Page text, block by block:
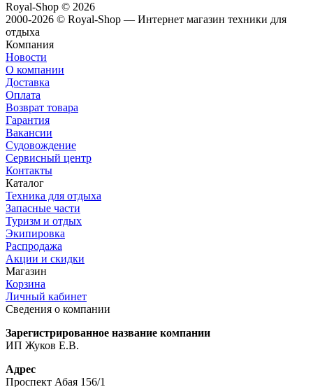
Royal-Shop © 2026
2000-2026 © Royal-Shop — Интернет магазин техники для
отдыха
Компания
Новости
О компании
Доставка
Оплата
Возврат товара
Гарантия
Вакансии
Судовождение
Сервисный центр
Контакты
Каталог
Техника для отдыха
Запасные части
Туризм и отдых
Экипировка
Распродажа
Акции и скидки
Магазин
Корзина
Личный кабинет
Сведения о компании
Зарегистрированное название компании
ИП Жуков Е.В.
Адрес
Проспект Абая 156/1